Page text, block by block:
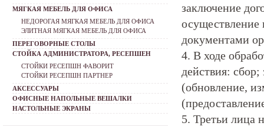
заключение
осуществление
документами
4. В ходе
действия:
(обновление,
5. Третьи лица
МЯГКАЯ МЕБЕЛЬ ДЛЯ ОФИСА
НЕДОРОГАЯ МЯГКАЯ МЕБЕЛЬ ДЛЯ ОФИСА
ЭЛИТНАЯ МЯГКАЯ МЕБЕЛЬ ДЛЯ ОФИСА
ПЕРЕГОВОРНЫЕ СТОЛЫ
СТОЙКА АДМИНИСТРАТОРА, РЕСЕПШЕН
СТОЙКИ РЕСЕПШН ФАВОРИТ
СТОЙКИ РЕСЕПШН ПАРТНЕР
АКСЕССУАРЫ
ОФИСНЫЕ НАПОЛЬНЫЕ ВЕШАЛКИ
НАСТОЛЬНЫЕ ЭКРАНЫ